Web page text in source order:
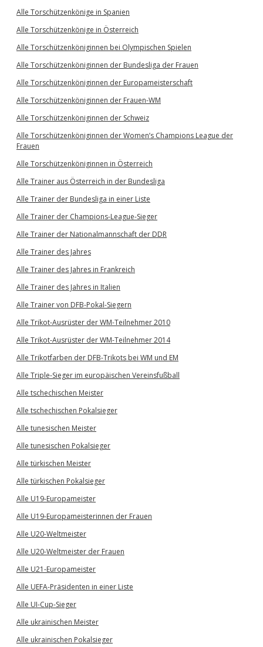
Alle Torschützenkönige in Spanien
Alle Torschützenkönige in Österreich
Alle Torschützenköniginnen bei Olympischen Spielen
Alle Torschützenköniginnen der Bundesliga der Frauen
Alle Torschützenköniginnen der Europameisterschaft
Alle Torschützenköniginnen der Frauen-WM
Alle Torschützenköniginnen der Schweiz
Alle Torschützenköniginnen der Women’s Champions League der
Frauen
Alle Torschützenköniginnen in Österreich
Alle Trainer aus Österreich in der Bundesliga
Alle Trainer der Bundesliga in einer Liste
Alle Trainer der Champions-League-Sieger
Alle Trainer der Nationalmannschaft der DDR
Alle Trainer des Jahres
Alle Trainer des Jahres in Frankreich
Alle Trainer des Jahres in Italien
Alle Trainer von DFB-Pokal-Siegern
Alle Trikot-Ausrüster der WM-Teilnehmer 2010
Alle Trikot-Ausrüster der WM-Teilnehmer 2014
Alle Trikotfarben der DFB-Trikots bei WM und EM
Alle Triple-Sieger im europäischen Vereinsfußball
Alle tschechischen Meister
Alle tschechischen Pokalsieger
Alle tunesischen Meister
Alle tunesischen Pokalsieger
Alle türkischen Meister
Alle türkischen Pokalsieger
Alle U19-Europameister
Alle U19-Europameisterinnen der Frauen
Alle U20-Weltmeister
Alle U20-Weltmeister der Frauen
Alle U21-Europameister
Alle UEFA-Präsidenten in einer Liste
Alle UI-Cup-Sieger
Alle ukrainischen Meister
Alle ukrainischen Pokalsieger